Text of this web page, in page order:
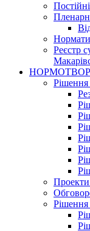
Реєстр
Рішення
Проекти
Рішення